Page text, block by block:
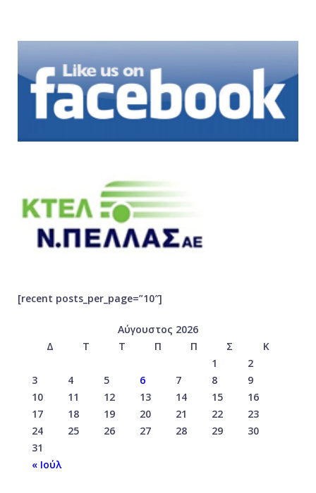
[recent posts_per_page=”10″]
Αύγουστος 2026
Δ
Τ Τ Π Π Σ
Κ
1
2
3
4 5 6 7 8
9
10
11 12 13 14 15
16
17
18 19 20 21 22
23
24
25 26 27 28 29
30
31
« Ιούλ